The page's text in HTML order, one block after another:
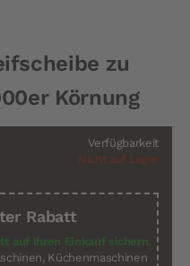
zu
Körnung
Verfügbarkeit
Nicht auf Lager
Rabatt
auf Ihren Einkauf sichern.
Küchenmaschinen